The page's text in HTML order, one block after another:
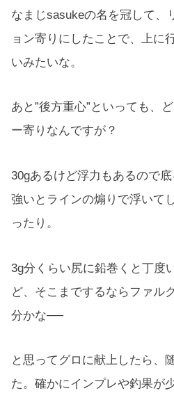
なまじsasukeの名を冠して、
ョン寄りにしたことで、上に
いみたいな。
あと”後方重心”といっても、
ー寄りなんですが？
30gあるけど浮力もあるので
強いとラインの煽りで浮いて
ったり。
3g分くらい尻に鉛巻くと丁度
ど、そこまでするならファル
分かな──
と思ってグロに献上したら、
た。確かにインプレや釣果が